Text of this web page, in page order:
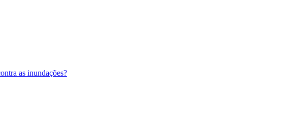
as inundações?